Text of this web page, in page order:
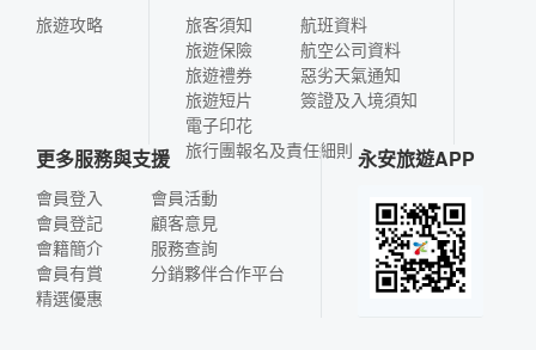
旅遊攻略
旅客須知
旅遊保險
旅遊禮券
旅遊短片
電子印花
航班資料
航空公司資料
惡劣天氣通知
簽證及入境須知
旅行團報名及責任細則
更多服務與支援
會員登入
會員登記
會籍簡介
會員有賞
精選優惠
會員活動
顧客意見
服務查詢
分銷夥伴合作平台
永安旅遊APP